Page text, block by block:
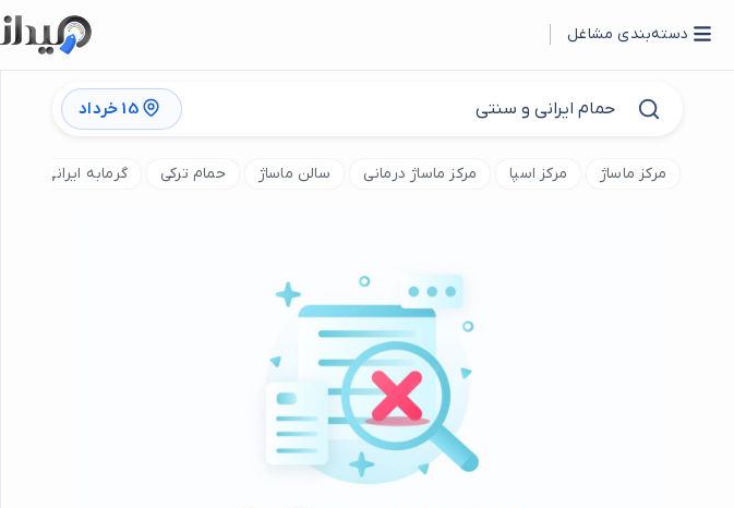
دسته‌بندی مشاغل
15 خرداد
مرکز ماساژ مرکز اسپا مرکز ماساژ درمانی سالن ماساژ حمام ترکی گرمابه ایرانی و سنتی